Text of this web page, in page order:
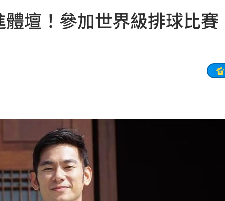
革命衛隊 23:37
報降溫
闖足壇
獲遺體
守則」 23:27
組織主導 23:25
23:22
回職場 23:21
體壇！參加世界級排球比